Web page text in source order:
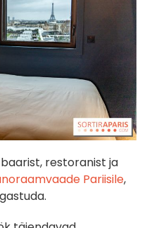
restoranist ja
Pariisile,